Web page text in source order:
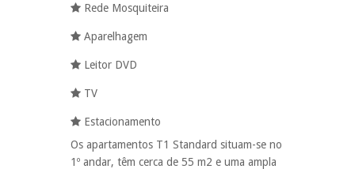
Rede Mosquiteira
Aparelhagem
Leitor DVD
TV
Estacionamento
Os apartamentos T1 Standard situam-se no
1º andar, têm cerca de 55 m2 e uma ampla